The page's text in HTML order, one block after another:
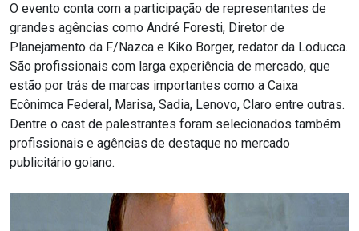
O evento conta com a participação de representantes de
grandes agências como André Foresti, Diretor de
Planejamento da F/Nazca e Kiko Borger, redator da Loducca.
São profissionais com larga experiência de mercado, que
estão por trás de marcas importantes como a Caixa
Ecônimca Federal, Marisa, Sadia, Lenovo, Claro entre outras.
Dentre o cast de palestrantes foram selecionados também
profissionais e agências de destaque no mercado
publicitário goiano.